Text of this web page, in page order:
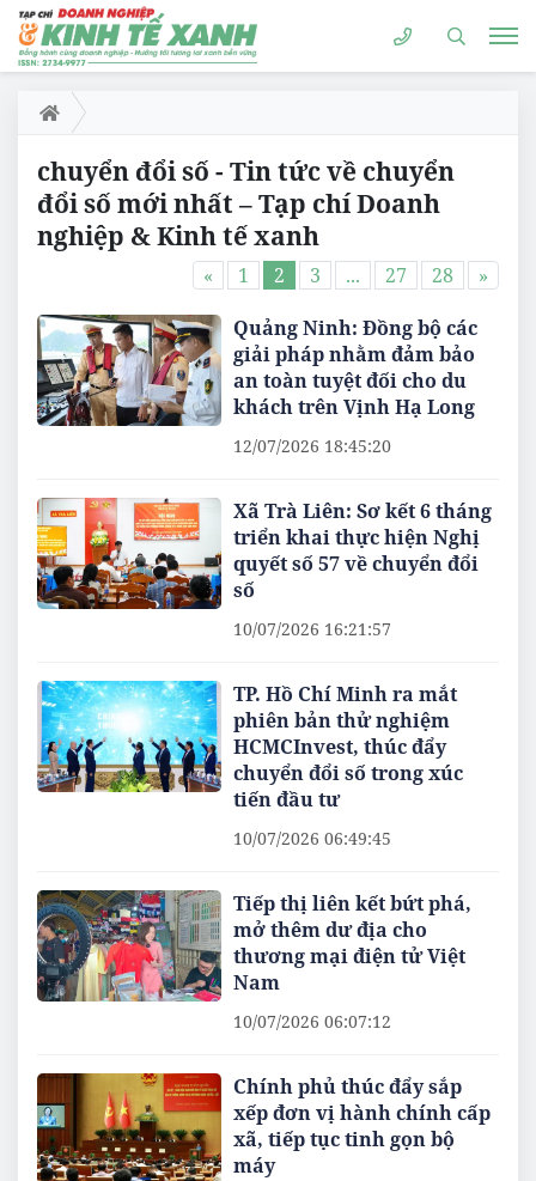
chuyển đổi số - Tin tức về chuyển
đổi số mới nhất – Tạp chí Doanh
nghiệp & Kinh tế xanh
« 1 2 3 ... 27 28 »
Quảng Ninh: Đồng bộ các
giải pháp nhằm đảm bảo
an toàn tuyệt đối cho du
khách trên Vịnh Hạ Long
12/07/2026 18:45:20
Xã Trà Liên: Sơ kết 6 tháng
triển khai thực hiện Nghị
quyết số 57 về chuyển đổi
số
10/07/2026 16:21:57
TP. Hồ Chí Minh ra mắt
phiên bản thử nghiệm
HCMCInvest, thúc đẩy
chuyển đổi số trong xúc
tiến đầu tư
10/07/2026 06:49:45
Tiếp thị liên kết bứt phá,
mở thêm dư địa cho
thương mại điện tử Việt
Nam
10/07/2026 06:07:12
Chính phủ thúc đẩy sắp
xếp đơn vị hành chính cấp
xã, tiếp tục tinh gọn bộ
máy